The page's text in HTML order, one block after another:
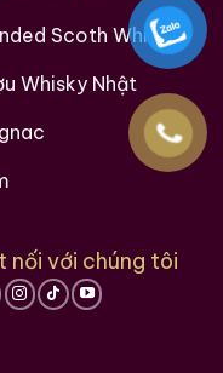
trên thế giới tại
RƯỢU CHIVAS
Scoth Whisky
Whisky Nhật
nối với chúng tôi